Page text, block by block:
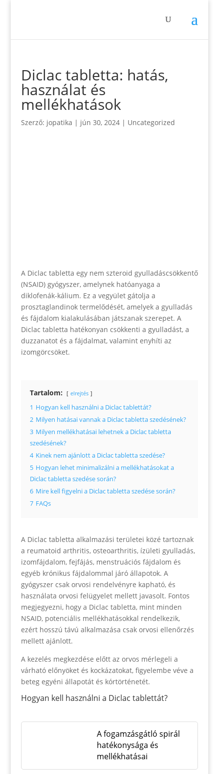
Diclac tabletta: hatás,
használat és
mellékhatások
Szerző: jopatika | jún 30, 2024| Uncategorized
A Diclac tabletta egy nem szteroid gyulladáscsökkentő
(NSAID) gyógyszer, amelynek hatóanyaga a
diklofenák-kálium. Ez a vegyület gátolja a
prosztaglandinok termelődését, amelyek a gyulladás
és fájdalom kialakulásában játszanak szerepet. A
Diclac tabletta hatékonyan csökkenti a gyulladást, a
duzzanatot és a fájdalmat, valamint enyhíti az
izomgörcsöket.
Tartalom: elrejtés
1 Hogyan kell használni a Diclac tablettát?
2 Milyen hatásai vannak a Diclac tabletta szedésének?
3 Milyen mellékhatásai lehetnek a Diclac tabletta
szedésének?
4 Kinek nem ajánlott a Diclac tabletta szedése?
5 Hogyan lehet minimalizálni a mellékhatásokat a
Diclac tabletta szedése során?
6 Mire kell figyelni a Diclac tabletta szedése során?
7 FAQs
A Diclac tabletta alkalmazási területei közé tartoznak
a reumatoid arthritis, osteoarthritis, ízületi gyulladás,
izomfájdalom, fejfájás, menstruációs fájdalom és
egyéb krónikus fájdalommal járó állapotok. A
gyógyszer csak orvosi rendelvényre kapható, és
használata orvosi felügyelet mellett javasolt. Fontos
megjegyezni, hogy a Diclac tabletta, mint minden
NSAID, potenciális mellékhatásokkal rendelkezik,
ezért hosszú távú alkalmazása csak orvosi ellenőrzés
mellett ajánlott.
A kezelés megkezdése előtt az orvos mérlegeli a
várható előnyöket és kockázatokat, figyelembe véve a
beteg egyéni állapotát és kórtörténetét.
Hogyan kell használni a Diclac tablettát?
A fogamzásgátló spirál
hatékonysága és
mellékhatásai